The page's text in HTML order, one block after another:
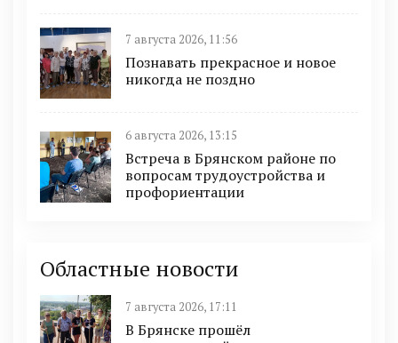
7 августа 2026, 11:56
Познавать прекрасное и новое
никогда не поздно
6 августа 2026, 13:15
Встреча в Брянском районе по
вопросам трудоустройства и
профориентации
Областные новости
7 августа 2026, 17:11
В Брянске прошёл